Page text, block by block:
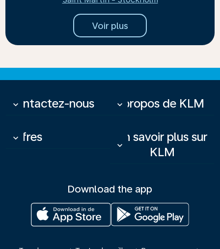
Voir plus
Contactez-nous
keyboard_arrow_down À propos de KLM
keyboard_arrow_down
Offres
keyboard_arrow_down
En savoir plus sur
KLM
keyboard_arrow_down
Download the app